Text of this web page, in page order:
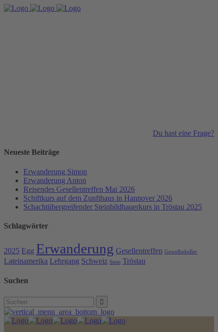
Du hast eine Frage?
Neueste Beiträge
Erwanderung Simon
Erwanderung Anton
Reisendes Gesellentreffen Mai 2026
Schiftkurs auf dem Zunfthaus in Hannover 2026
Schachtübergreifender Steinbildhauerkurs in Tröstau 2025
Schlagwörter
2025 Egg Erwanderung Gesellentreffen Gewölbekeller
Lateinamerika Lehrgang Schweiz Stein Tröstau
Suchen
Search
for: